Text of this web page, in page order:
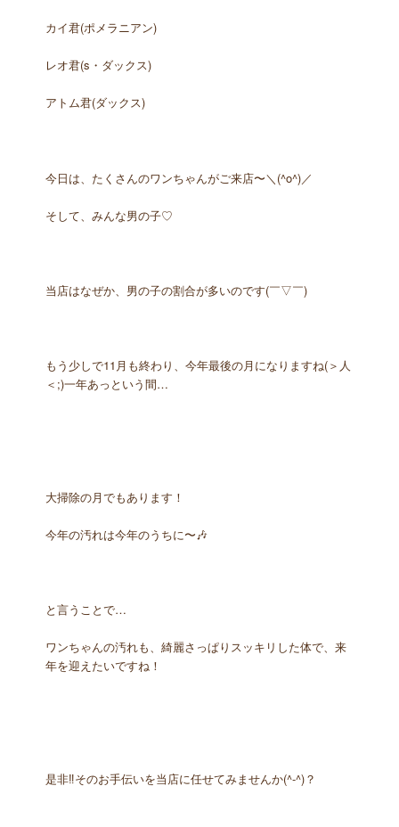
カイ君(ポメラニアン)
レオ君(s・ダックス)
アトム君(ダックス)
今日は、たくさんのワンちゃんがご来店〜＼(^o^)／
そして、みんな男の子♡
当店はなぜか、男の子の割合が多いのです(￣▽￣)
もう少しで11月も終わり、今年最後の月になりますね(＞人
＜;)一年あっという間…
大掃除の月でもあります！
今年の汚れは今年のうちに〜🎶
と言うことで…
ワンちゃんの汚れも、綺麗さっぱりスッキリした体で、来
年を迎えたいですね！
是非‼︎そのお手伝いを当店に任せてみませんか(^-^)？